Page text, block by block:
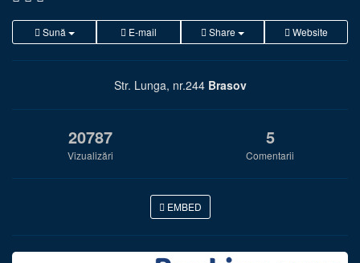
Sună E-mail Share Website
Str. Lunga, nr.244 Brasov
20787
Vizualizări
5
Comentarii
EMBED
Română
English